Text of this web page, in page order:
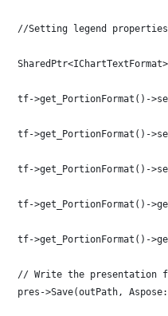
	//Setting legend properties
tf->get_PortionFormat()-
tf->get_PortionFormat()-
tf->get_PortionFormat()-
tf->get_PortionFormat()-
tf->get_PortionFormat()-
// Write the presentation
pres->Save(outPath,